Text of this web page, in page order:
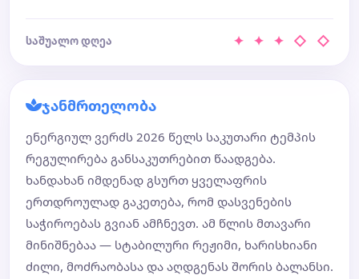
საშუალო დღეა ✦ ✦ ✦ ◇ ◇
ჯანმრთელობა
ენერგიულ ვერძს 2026 წელს საკუთარი ტემპის
რეგულირება განსაკუთრებით წაადგება.
ხანდახან იმდენად გსურთ ყველაფრის
ერთდროულად გაკეთება, რომ დასვენების
საჭიროებას გვიან ამჩნევთ. ამ წლის მთავარი
მინიშნებაა — სტაბილური რეჟიმი, ხარისხიანი
ძილი, მოძრაობასა და აღდგენას შორის ბალანსი.